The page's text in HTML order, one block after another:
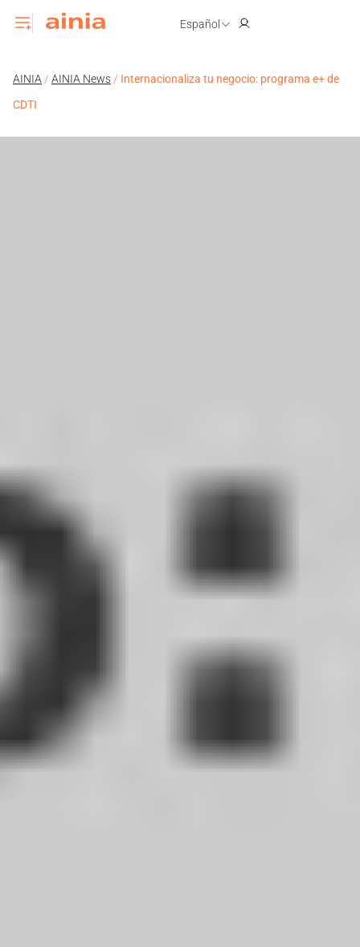
Español
AINIA / AINIA News / Internacionaliza tu negocio: programa e+ de
CDTI